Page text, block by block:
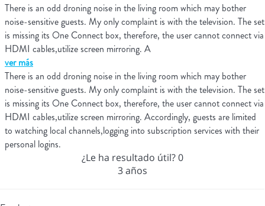
There is an odd droning noise in the living room which may bother
noise-sensitive guests. My only complaint is with the television. The set
is missing its One Connect box, therefore, the user cannot connect via
HDMI cables,utilize screen mirroring. A
ver más
There is an odd droning noise in the living room which may bother
noise-sensitive guests. My only complaint is with the television. The set
is missing its One Connect box, therefore, the user cannot connect via
HDMI cables,utilize screen mirroring. Accordingly, guests are limited
to watching local channels,logging into subscription services with their
personal logins.
¿Le ha resultado útil?0
3 años